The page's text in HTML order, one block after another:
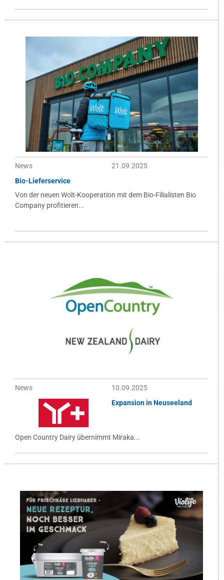
News
21.09.2025
Bio-Lieferservice
Von der neuen Wolt-Kooperation mit dem Bio-Filialisten Bio
Company profitieren...
News
10.09.2025
Expansion in Neuseeland
Open Country Dairy übernimmt Miraka...